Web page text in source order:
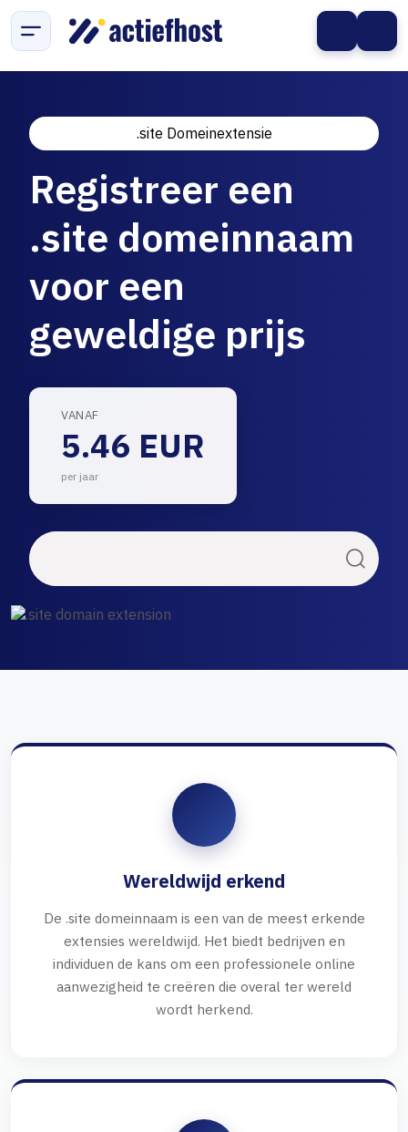
.site Domeinextensie
Registreer een
.site domeinnaam
voor een
geweldige prijs
VANAF
5.46 EUR
per jaar
Wereldwijd erkend
De .site domeinnaam is een van de meest erkende
extensies wereldwijd. Het biedt bedrijven en
individuen de kans om een professionele online
aanwezigheid te creëren die overal ter wereld
wordt herkend.